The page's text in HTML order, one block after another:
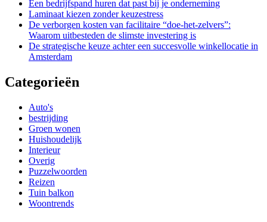
Een bedrijfspand huren dat past bij je onderneming
Laminaat kiezen zonder keuzestress
De verborgen kosten van facilitaire “doe-het-zelvers”:
Waarom uitbesteden de slimste investering is
De strategische keuze achter een succesvolle winkellocatie in
Amsterdam
Categorieën
Auto's
bestrijding
Groen wonen
Huishoudelijk
Interieur
Overig
Puzzelwoorden
Reizen
Tuin balkon
Woontrends